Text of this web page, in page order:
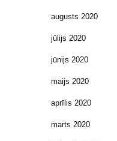
augusts 2020
jūlijs 2020
jūnijs 2020
maijs 2020
aprīlis 2020
marts 2020